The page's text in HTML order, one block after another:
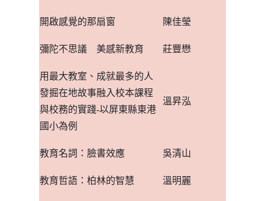
開啟感覺的那扇窗 陳佳瑩
彌陀不思議 美感新教育 莊豐懋
用最大教室、成就最多的人
發掘在地故事融入校本課程
與校務的實踐-以屏東縣東港
國小為例
溫昇泓
教育名詞：臉書效應 吳清山
教育哲語：柏林的智慧 溫明麗